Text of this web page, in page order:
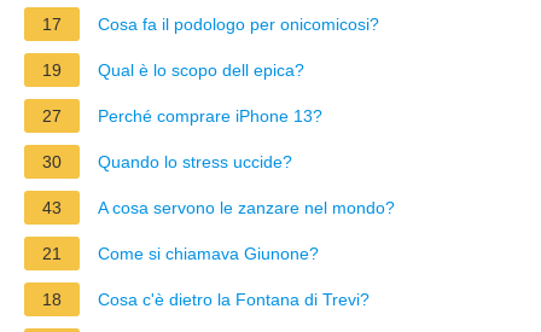
17 Cosa fa il podologo per onicomicosi?
19 Qual è lo scopo dell epica?
27 Perché comprare iPhone 13?
30 Quando lo stress uccide?
43 A cosa servono le zanzare nel mondo?
21 Come si chiamava Giunone?
18 Cosa c'è dietro la Fontana di Trevi?